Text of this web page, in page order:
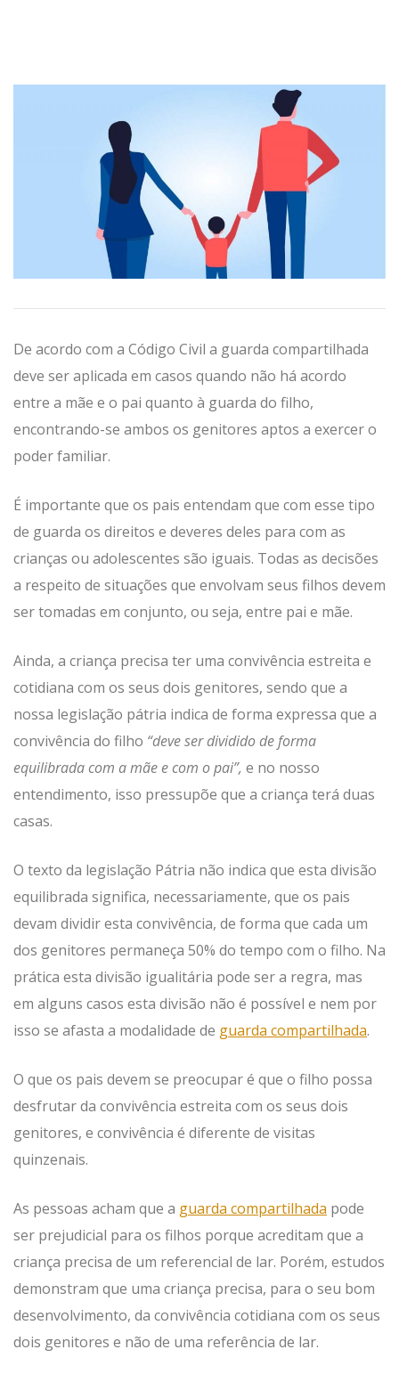
De acordo com a Código Civil a guarda compartilhada
deve ser aplicada em casos quando não há acordo
entre a mãe e o pai quanto à guarda do filho,
encontrando-se ambos os genitores aptos a exercer o
poder familiar.
É importante que os pais entendam que com esse tipo
de guarda os direitos e deveres deles para com as
crianças ou adolescentes são iguais. Todas as decisões
a respeito de situações que envolvam seus filhos devem
ser tomadas em conjunto, ou seja, entre pai e mãe.
Ainda, a criança precisa ter uma convivência estreita e
cotidiana com os seus dois genitores, sendo que a
nossa legislação pátria indica de forma expressa que a
convivência do filho “deve ser dividido de forma
equilibrada com a mãe e com o pai”, e no nosso
entendimento, isso pressupõe que a criança terá duas
casas.
O texto da legislação Pátria não indica que esta divisão
equilibrada significa, necessariamente, que os pais
devam dividir esta convivência, de forma que cada um
dos genitores permaneça 50% do tempo com o filho. Na
prática esta divisão igualitária pode ser a regra, mas
em alguns casos esta divisão não é possível e nem por
isso se afasta a modalidade de guarda compartilhada.
O que os pais devem se preocupar é que o filho possa
desfrutar da convivência estreita com os seus dois
genitores, e convivência é diferente de visitas
quinzenais.
As pessoas acham que a guarda compartilhada pode
ser prejudicial para os filhos porque acreditam que a
criança precisa de um referencial de lar. Porém, estudos
demonstram que uma criança precisa, para o seu bom
desenvolvimento, da convivência cotidiana com os seus
dois genitores e não de uma referência de lar.